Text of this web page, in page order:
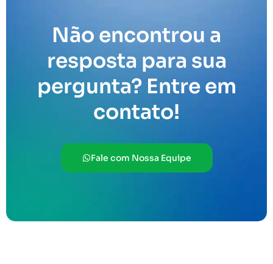
Não encontrou a
resposta para sua
pergunta? Entre em
contato!
Fale com Nossa Equipe